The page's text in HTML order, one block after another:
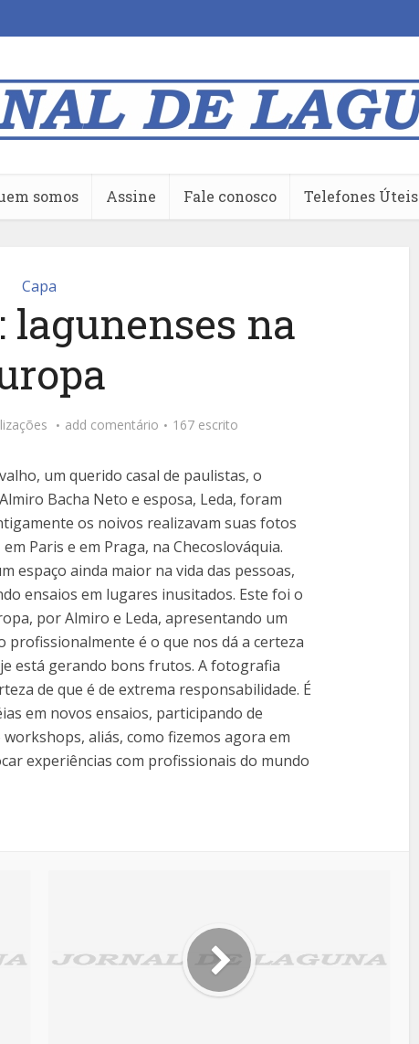
somos Assine Fale conosco Telefones Úteis
Capa
lagunenses na
add comentário 167 escrito
um querido casal de paulistas, o
Bacha Neto e esposa, Leda, foram
os noivos realizavam suas fotos
Paris e em Praga, na Checoslováquia.
espaço ainda maior na vida das pessoas,
ensaios em lugares inusitados. Este foi o
por Almiro e Leda, apresentando um
profissionalmente é o que nos dá a certeza
está gerando bons frutos. A fotografia
de que é de extrema responsabilidade. É
em novos ensaios, participando de
aliás, como fizemos agora em
experiências com profissionais do mundo